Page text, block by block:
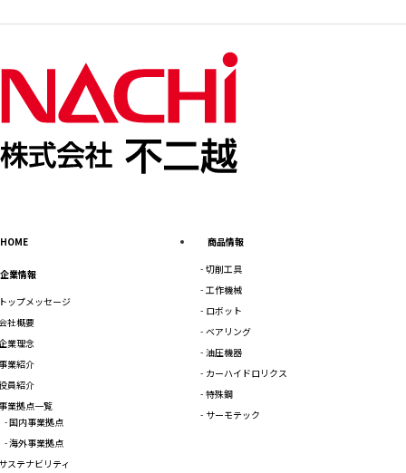
HOME
企業情報
ップメッセージ
社概要
業理念
業紹介
員紹介
業拠点一覧
国内事業拠点
海外事業拠点
ステナビリティ
商品情報
切削工具
工作機械
ロボット
ベアリング
油圧機器
カーハイドロリクス
特殊鋼
サーモテック